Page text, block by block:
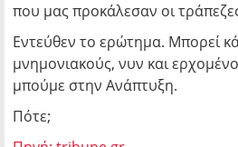
που μας προκάλεσαν οι
Εντεύθεν το ερώτημα. Μπορεί
μνημονιακούς, νυν και
μπούμε στην Ανάπτυξη.
Πότε;